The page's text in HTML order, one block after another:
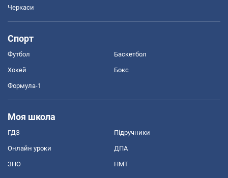
Черкаси
Спорт
Футбол Баскетбол
Хокей Бокс
Формула-1
Моя школа
ГДЗ Підручники
Онлайн уроки ДПА
ЗНО НМТ